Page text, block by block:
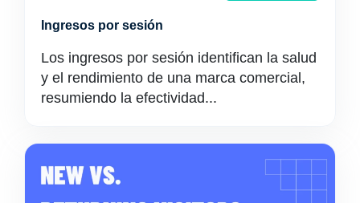
Ingresos por sesión
Los ingresos por sesión identifican la salud
y el rendimiento de una marca comercial,
resumiendo la efectividad...